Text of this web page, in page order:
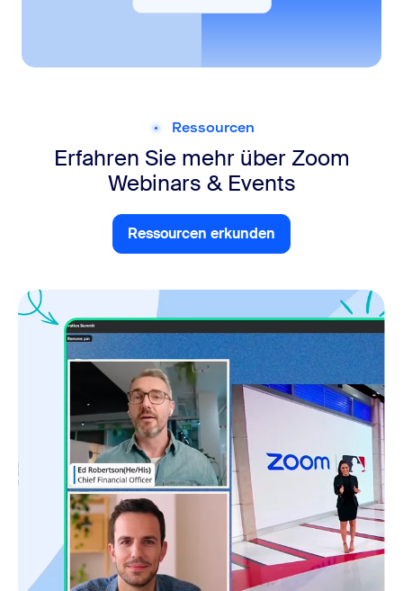
Ressourcen
Erfahren Sie mehr über Zoom
Webinars & Events
Ressourcen erkunden
Ressourcen erkunden